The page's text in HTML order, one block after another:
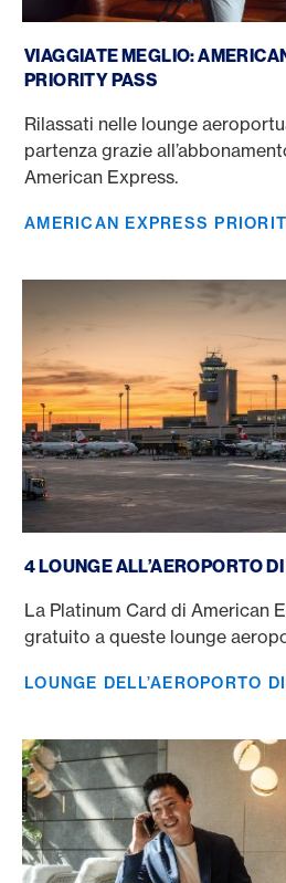
VIAGGIATE MEGLIO:
PRIORITY PASS
Rilassati nelle lounge
partenza grazie
American Express.
AMERICAN EXPRESS
4 LOUNGE ALL’AEROPORTO
La Platinum Card di American
gratuito a queste lounge
LOUNGE DELL’AEROPORTO